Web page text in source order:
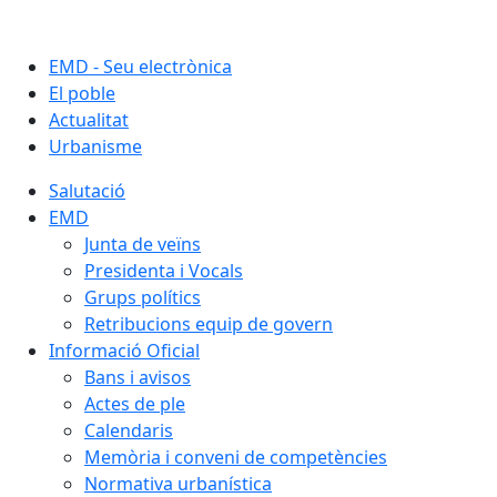
EMD - Seu electrònica
El poble
Actualitat
Urbanisme
Salutació
EMD
Junta de veïns
Presidenta i Vocals
Grups polítics
Retribucions equip de govern
Informació Oficial
Bans i avisos
Actes de ple
Calendaris
Memòria i conveni de competències
Normativa urbanística